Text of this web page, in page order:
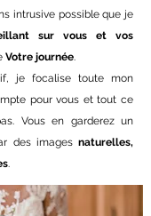
intrusive possible que je
sur vous et vos
Votre journée
je focalise toute mon
pour vous et tout ce
Vous en garderez un
des images naturelles,